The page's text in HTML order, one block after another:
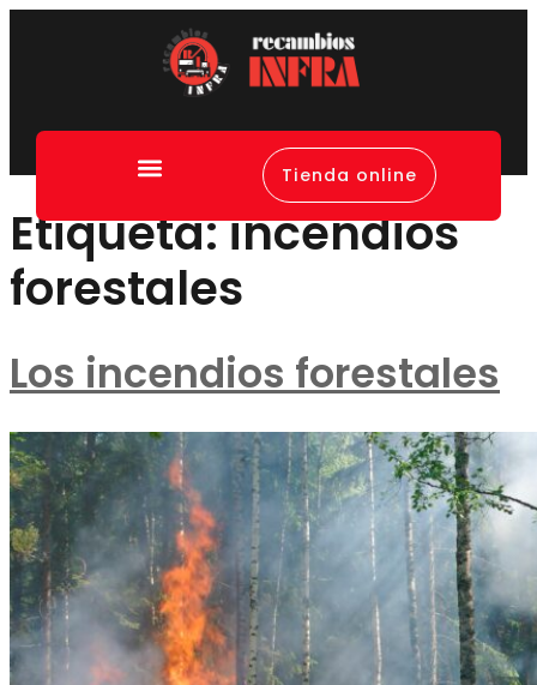
Tienda online
Etiqueta:incendios
forestales
Los incendios forestales